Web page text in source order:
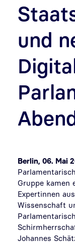
und
Berlin, 06. Mai
Gruppe kamen
Expertinnen
Wissenschaft
Johannes